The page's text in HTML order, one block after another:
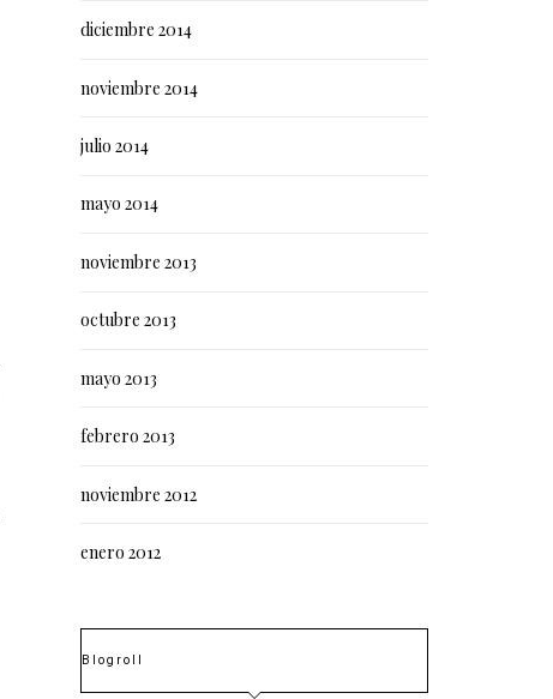
diciembre 2014
noviembre 2014
julio 2014
mayo 2014
noviembre 2013
octubre 2013
mayo 2013
febrero 2013
noviembre 2012
enero 2012
Blogroll